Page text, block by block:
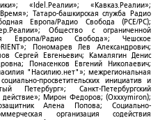
«Idel.Реалии»; «Кавказ.Реалии»;
Татаро-башкирская служба Радио
Европа/Радио Свобода (PCE/PC);
Общество с ограниченной
Европа/Радио Свобода»; Чешское
Пономарев Лев Александрович;
Сергей Евгеньевич; Камалягин Денис
Понасенков Евгений Николаевич;
"Насилию.нет"»; межрегиональная
просветительских инициатив и
Петербург»; Санкт-Петербургский
Мирон Федоров; (Oxxxymiron);
Алена Попова; Социально-
организация содействия